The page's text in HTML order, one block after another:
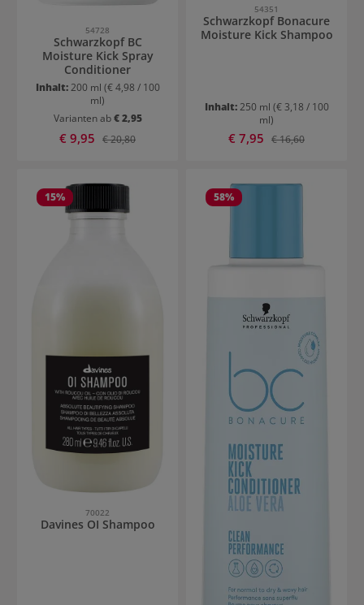
54728
Schwarzkopf BC
Moisture Kick Spray
Conditioner
Inhalt:200 ml (€ 4,98 / 100
ml)
Varianten ab€ 2,95
Verkaufspreis:
€ 9,95 Regulärer Preis:
€ 20,80
54351
Schwarzkopf Bonacure
Moisture Kick Shampoo
Inhalt:250 ml (€ 3,18 / 100
ml)
Verkaufspreis:
€ 7,95 Regulärer Preis:
€ 16,60
15%
70022
Davines OI Shampoo
58%